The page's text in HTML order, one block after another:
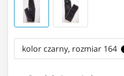
kolor czarny, rozmiar 164